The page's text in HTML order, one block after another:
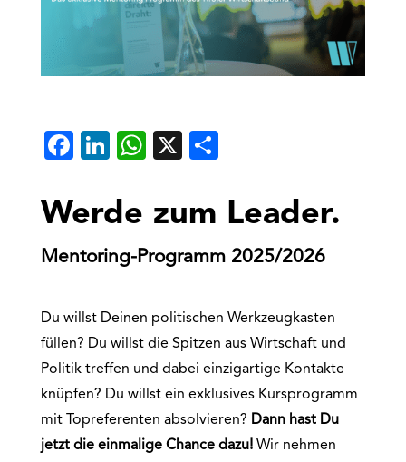
Facebook
LinkedIn
WhatsApp
X
Werde zum Leader.
Mentoring-Programm 2025/2026
Du willst Deinen politischen Werkzeugkasten
füllen? Du willst die Spitzen aus Wirtschaft und
Politik treffen und dabei einzigartige Kontakte
knüpfen? Du willst ein exklusives Kursprogramm
mit Topreferenten absolvieren? Dann hast Du
jetzt die einmalige Chance dazu!Wir nehmen